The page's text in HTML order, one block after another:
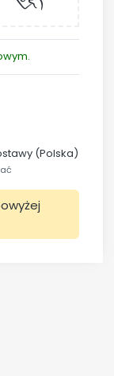
(Polska)